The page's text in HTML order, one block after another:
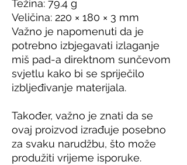
Težina: 79.4 g
Veličina: 220 × 180 × 3 mm
Važno je napomenuti da je
potrebno izbjegavati izlaganje
miš pad-a direktnom sunčevom
svjetlu kako bi se spriječilo
izbljeđivanje materijala.
Također, važno je znati da se
ovaj proizvod izrađuje posebno
za svaku narudžbu, što može
produžiti vrijeme isporuke.